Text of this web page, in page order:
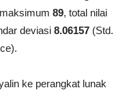
89, total nilai
deviasi 8.06157 (Std.
ke perangkat lunak